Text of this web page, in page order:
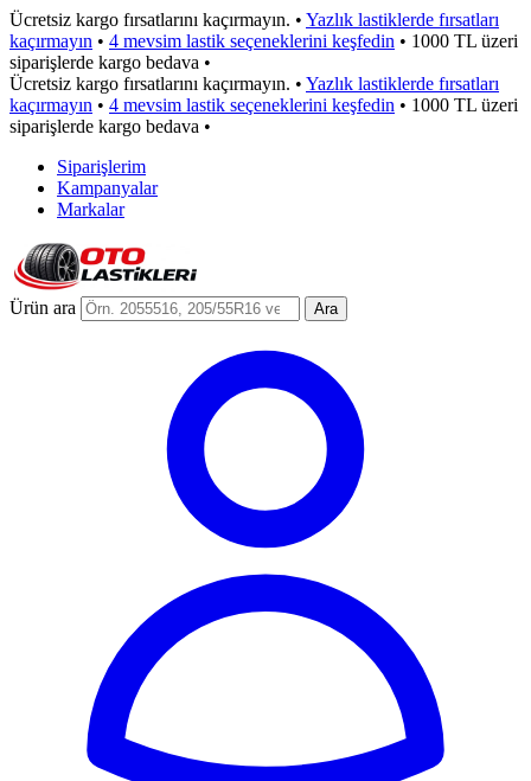
Ücretsiz kargo fırsatlarını kaçırmayın. • Yazlık lastiklerde fırsatları
kaçırmayın • 4 mevsim lastik seçeneklerini keşfedin • 1000 TL üzeri
siparişlerde kargo bedava •
Ücretsiz kargo fırsatlarını kaçırmayın. • Yazlık lastiklerde fırsatları
kaçırmayın • 4 mevsim lastik seçeneklerini keşfedin • 1000 TL üzeri
siparişlerde kargo bedava •
Siparişlerim
Kampanyalar
Markalar
Ürün ara Ara